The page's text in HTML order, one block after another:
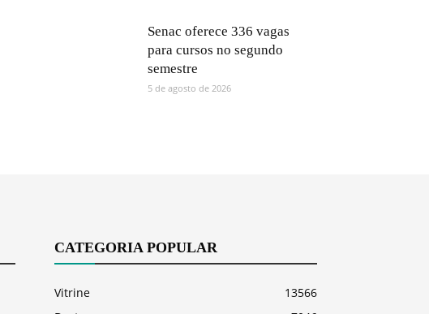
Senac oferece 336 vagas
para cursos no segundo
semestre
5 de agosto de 2026
CATEGORIA POPULAR
Vitrine
13566